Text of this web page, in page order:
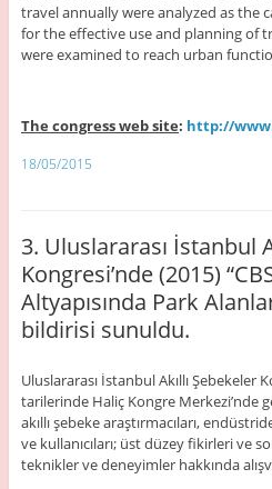
travel annually were analyzed as the
for the effective use and planning of
were examined to reach urban
The congress web site: http://
18/05/2015
3. Uluslararası İstanbul
Kongresi’nde (2015)
Altyapısında Park
bildirisi sunuldu.
Uluslararası İstanbul Akıllı Şebekeler
tarilerinde Haliç Kongre Merkezi’nde
akıllı şebeke araştırmacıları,
ve kullanıcıları; üst düzey fikirleri ve
teknikler ve deneyimler hakkında